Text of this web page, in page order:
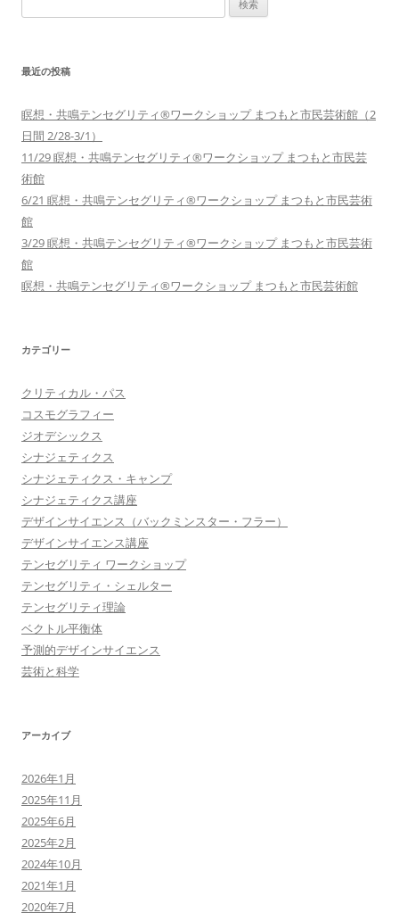
索:
最近の投稿
瞑想・共鳴テンセグリティ®︎ワークショップ まつもと市民芸術館（2
日間 2/28-3/1）
11/29 瞑想・共鳴テンセグリティ®︎ワークショップ まつもと市民芸
術館
6/21 瞑想・共鳴テンセグリティ®︎ワークショップ まつもと市民芸術
館
3/29 瞑想・共鳴テンセグリティ®︎ワークショップ まつもと市民芸術
館
瞑想・共鳴テンセグリティ®︎ワークショップ まつもと市民芸術館
カテゴリー
クリティカル・パス
コスモグラフィー
ジオデシックス
シナジェティクス
シナジェティクス・キャンプ
シナジェティクス講座
デザインサイエンス（バックミンスター・フラー）
デザインサイエンス講座
テンセグリティ ワークショップ
テンセグリティ・シェルター
テンセグリティ理論
ベクトル平衡体
予測的デザインサイエンス
芸術と科学
アーカイブ
2026年1月
2025年11月
2025年6月
2025年2月
2024年10月
2021年1月
2020年7月